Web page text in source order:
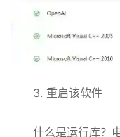
3. 重启该软件
什么是运行库？